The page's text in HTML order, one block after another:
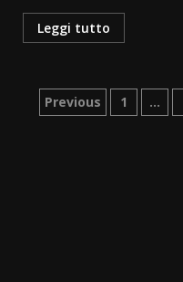
Leggi tutto
Previous 1 …